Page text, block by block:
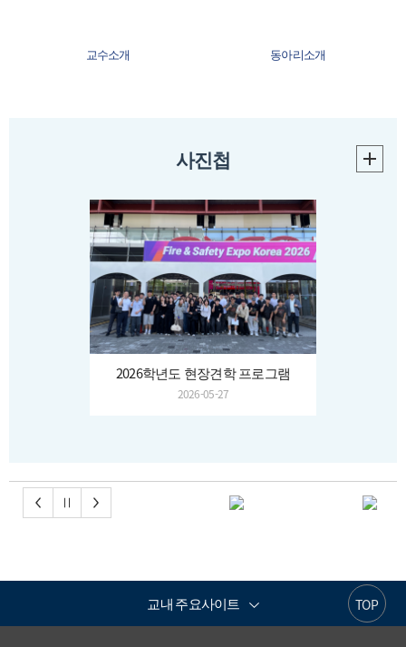
교수소개 동아리소개
사진첩
2026학년도 현장견학 프로그램
2026-05-27
TOP
교내 주요사이트